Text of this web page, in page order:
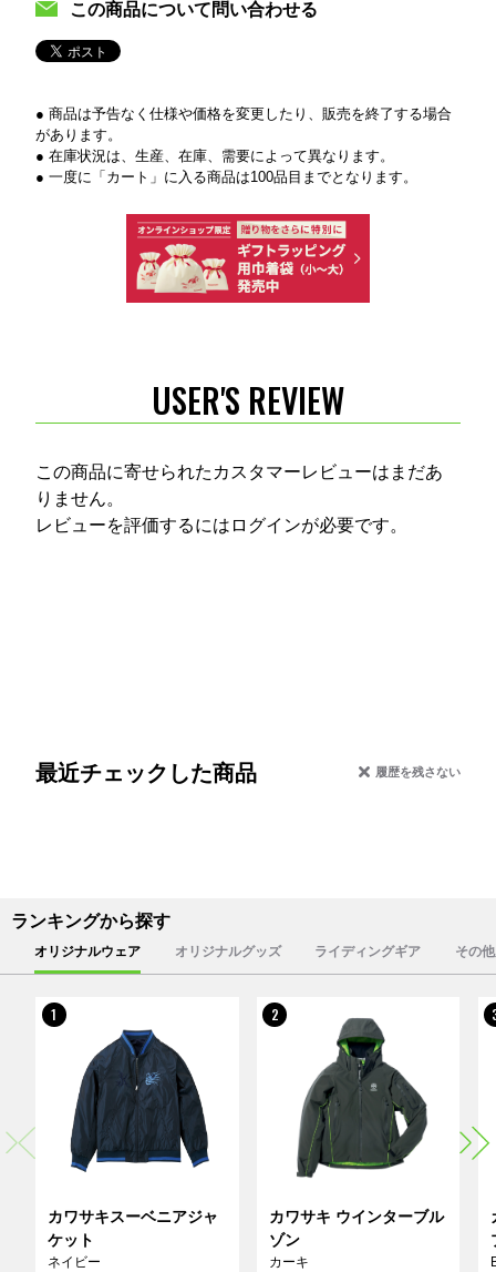
この商品について問い合わせる
● 商品は予告なく仕様や価格を変更したり、販売を終了する場合
があります。
● 在庫状況は、生産、在庫、需要によって異なります。
● 一度に「カート」に入る商品は100品目までとなります。
USER'S REVIEW
この商品に寄せられたカスタマーレビューはまだあ
りません。
レビューを評価するには ログインが必要です。
最近チェックした商品 履歴を残さない
ランキングから探す
オリジナルウェア オリジナルグッズ ライディングギア その
1
カワサキスーベニアジャ
ケット
ネイビー
2
カワサキ ウインターブル
ゾン
カーキ